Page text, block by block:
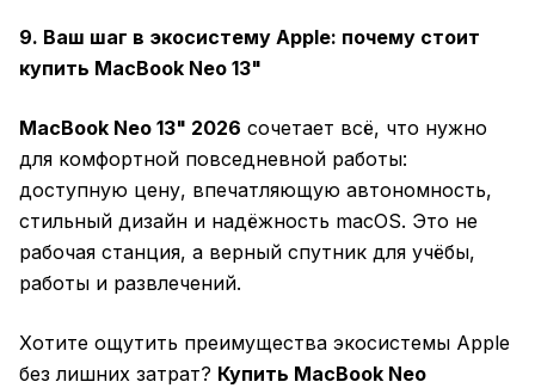
9. Ваш шаг в экосистему Apple: почему стоит
купить MacBook Neo 13"
MacBook Neo 13" 2026 сочетает всё, что нужно
для комфортной повседневной работы:
доступную цену, впечатляющую автономность,
стильный дизайн и надёжность macOS. Это не
рабочая станция, а верный спутник для учёбы,
работы и развлечений.
Хотите ощутить преимущества экосистемы Apple
без лишних затрат? Купить MacBook Neo